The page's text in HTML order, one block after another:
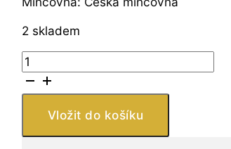
2 skladem
Česká
mincovna
Mince
Vložit do košíku